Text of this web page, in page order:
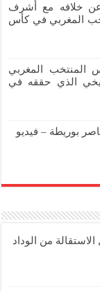
عن خلافه مع أشرف
المغربي في كأس
المنتخب المغربي
الذي حققه في
بوريطة – فيديو
من الوداد